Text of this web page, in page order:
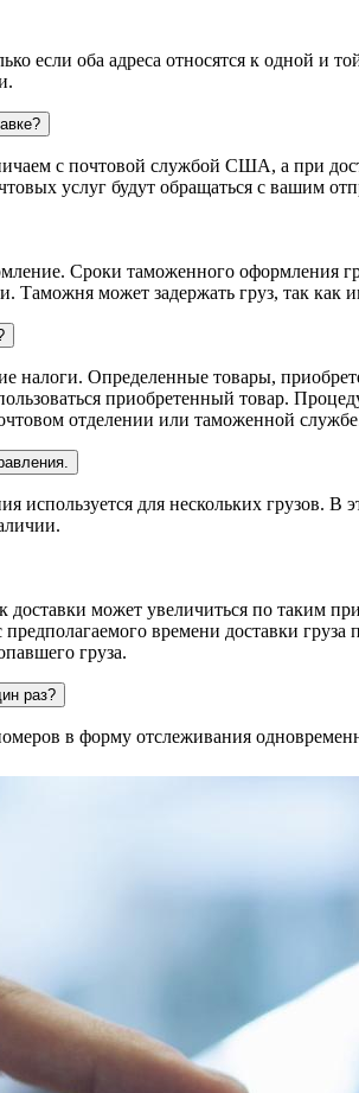
если оба адреса относятся к одной и
с почтовой службой США, а при
услуг будут обращаться с вашим
Сроки таможенного оформления
Таможня может задержать груз, так
налоги. Определенные товары,
приобретенный товар.
отделении или таможенной
используется для нескольких грузов. В
может увеличиться по таким
времени доставки
груза.
раз?
в форму отслеживания